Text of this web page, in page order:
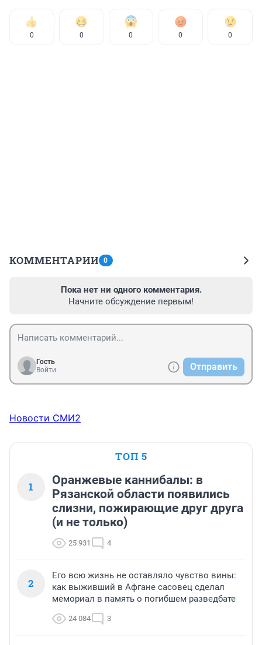
0 0 0 0 0
КОММЕНТАРИИ 0
Пока нет ни одного комментария.
Начните обсуждение первым!
Гость
Войти
Отправить
Новости СМИ2
ТОП 5
1
Оранжевые каннибалы: в
Рязанской области появились
слизни, пожирающие друг друга
(и не только)
25 931 4
2
Его всю жизнь не оставляло чувство вины:
как выживший в Афгане сасовец сделал
мемориал в память о погибшем разведбате
24 084 3